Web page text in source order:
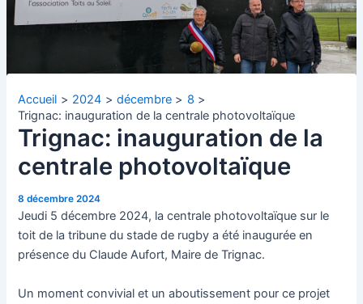
Accueil 2024 décembre
8
Trignac: inauguration de la centrale photovoltaïque
Trignac: inauguration de la
centrale photovoltaïque
8 décembre 2024
Jeudi 5 décembre 2024, la centrale photovoltaïque sur le
toit de la tribune du stade de rugby a été inaugurée en
présence du Claude Aufort, Maire de Trignac.
Un moment convivial et un aboutissement pour ce projet